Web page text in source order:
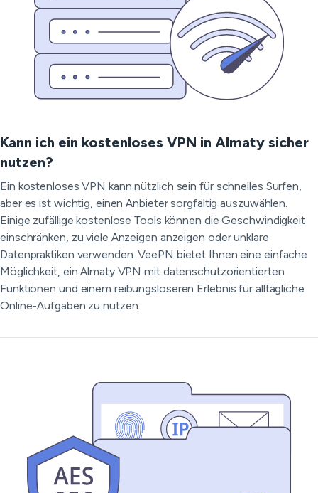
Kann ich ein kostenloses VPN in Almaty sicher
nutzen?
Ein kostenloses VPN kann nützlich sein für schnelles Surfen,
aber es ist wichtig, einen Anbieter sorgfältig auszuwählen.
Einige zufällige kostenlose Tools können die Geschwindigkeit
einschränken, zu viele Anzeigen anzeigen oder unklare
Datenpraktiken verwenden. VeePN bietet Ihnen eine einfache
Möglichkeit, ein Almaty VPN mit datenschutzorientierten
Funktionen und einem reibungsloseren Erlebnis für alltägliche
Online-Aufgaben zu nutzen.